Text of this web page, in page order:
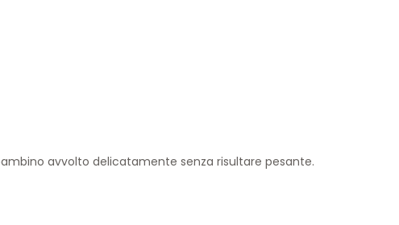
avvolto delicatamente senza risultare pesante.